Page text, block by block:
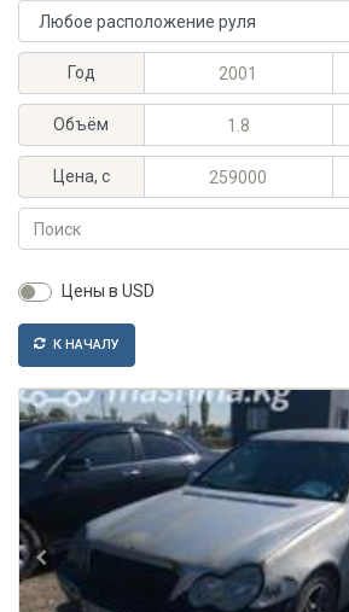
Расположение руля
Год
Максимальный год выпуска
Минимальный год выпуска
Объём
Максимальный объём, л
Минимальный объём, л
Цена, с
Максимальная цена, KGS
Минимальная цена, KGS
Поиск
Цены в USD
К НАЧАЛУ